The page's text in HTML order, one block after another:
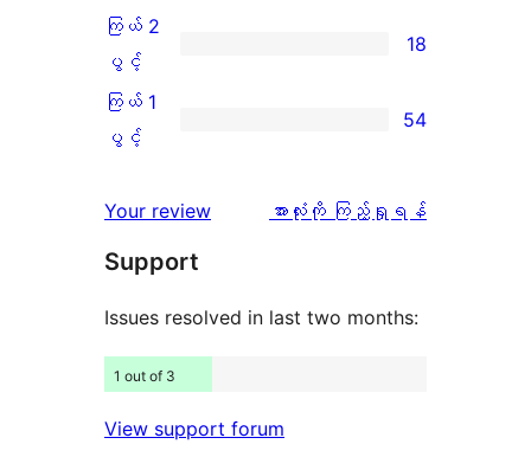
အဆင့်
သုံးသပ်
3
ပွင့်
အဆင့်
သုံးသပ်
ကြယ်
2
ပွင့်
သုံးသပ်
18
စောင်
ကြယ် 2
ပွင့်
18
ကြယ်
ပွင့်
သုံးသပ်
ချက်
စောင်
ကြယ် 1
ပွင့်
54
Your review
သုံးသပ်
အားလုံးကို ကြည့်ရှုရန်
Support
Issues resolved in last two months:
1 out of 3
View support forum